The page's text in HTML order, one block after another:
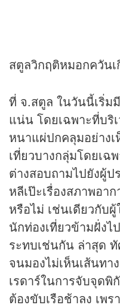
สตูลวิกฤติหมอกควัน
ที่ จ.สตูล ในวันนี้เริ่
แน่น โดยเฉพาะที่บริ
หนาแผ่ปกคลุมอย่าง
เที่ยวบางกลุ่มโดยเฉ
ต่างสอบถามไปยังผู้ป
หลีเป๊ะเรื่องสภาพอา
หรือไม่ เช่นเดียวกับ
นักท่องเที่ยวข้ามฝั่งไ
ระทบเช่นกัน ล่าสุด
จนมองไม่เห็นเส้นท
เรดาร์ในการจับจุดพิ
ต้องขับเรือช้าลง เพ